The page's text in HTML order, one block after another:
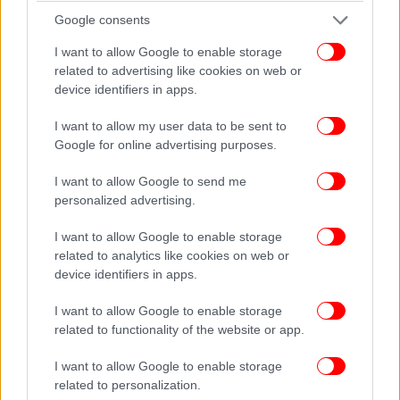
Google consents
I want to allow Google to enable storage
related to advertising like cookies on web or
device identifiers in apps.
I want to allow my user data to be sent to
Google for online advertising purposes.
I want to allow Google to send me
personalized advertising.
I want to allow Google to enable storage
related to analytics like cookies on web or
device identifiers in apps.
I want to allow Google to enable storage
related to functionality of the website or app.
I want to allow Google to enable storage
related to personalization.
καταστολή ή την αποστέρηση του μέσου από τους
νέους, που συχνά προτείνονται, εντείνουν την
επικινδυνότητα», αναφέρει.
Τα στοιχεία που συγκεντρώνονται στην Ελλάδα